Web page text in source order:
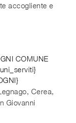
accogliente e
COMUNE
Cerea,
Giovanni